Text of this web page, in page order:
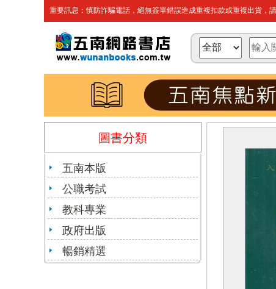
重要訊息：慎防詐騙電話，絕無簽單錯誤造成重複扣款或重複出貨，
圖書分類
五南本版
公職考試
教科專業
政府出版
暢銷精選